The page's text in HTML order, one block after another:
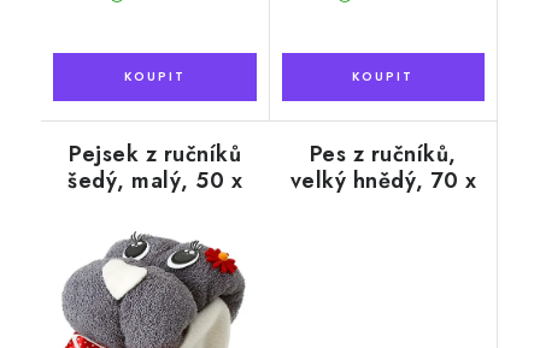
Pejsek z ručníků
šedý, malý, 50 x
Pes z ručníků,
velký hnědý, 70 x